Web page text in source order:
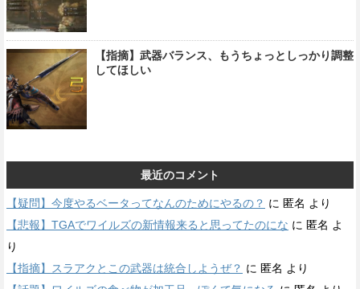
【指摘】武器バランス、もうちょっとしっかり調整
してほしい
最近のコメント
【疑問】今度やるベータってなんのためにやるの？ に 匿名 より
【悲報】TGAでワイルズの新情報来ると思ってたのにな に 匿名 よ
り
【指摘】スラアクとこの武器は統合しようぜ？ に 匿名 より